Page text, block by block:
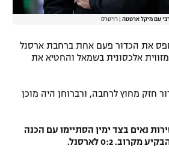
עם מיקל ארטטה רויטרס
פספס את הכדור פעם אחת ברחבת ארסנל
מזווית אלכסונית בשמאל והחטיא את
כדור חזק מחוץ לרחבה, ורברוחן היה מוכן
מסירות נאים בצד ימין הסתיימו עם הכנה
0:2 לארסנל.